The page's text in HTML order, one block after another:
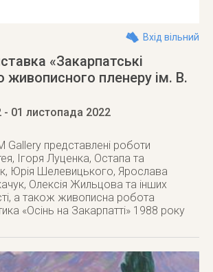
Вхід вільний
«Закарпатські
живописного пленеру ім. В.
- 01 листопада 2022
Gallery представлені роботи
Ігоря Луценка, Остапа та
Юрія Шелевицького, Ярослава
Олексія Жильцова та інших
а також живописна робота
«Осінь на Закарпатті» 1988 року